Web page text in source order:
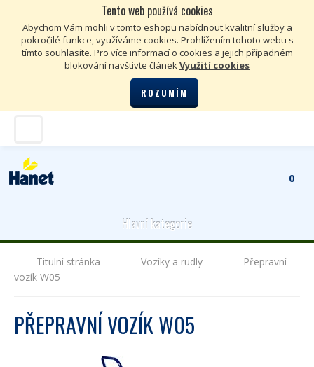
Tento web používá cookies
Abychom Vám mohli v tomto eshopu nabídnout kvalitní služby a
pokročilé funkce, využíváme cookies. Prohlížením tohoto webu s
tímto souhlasíte. Pro více informací o cookies a jejich případném
blokování navštivte článekVyužití cookies
ROZUMÍM
€
0
Hlavní kategorie
Titulní stránka Vozíky a rudly
Přepravní
vozík W05
PŘEPRAVNÍ VOZÍK W05